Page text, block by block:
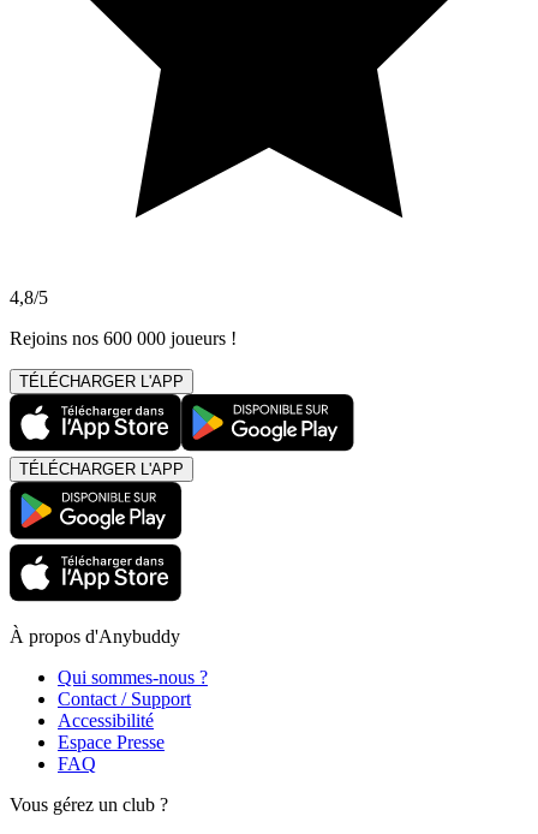
4,8/5
Rejoins nos 600 000 joueurs !
TÉLÉCHARGER L'APP
TÉLÉCHARGER L'APP
À propos d'Anybuddy
Qui sommes-nous ?
Contact / Support
Accessibilité
Espace Presse
FAQ
Vous gérez un club ?